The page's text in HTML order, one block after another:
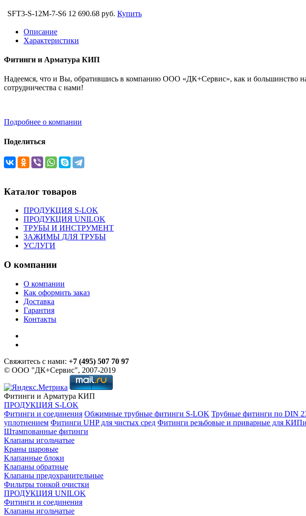
SFT3-S-12M-7-S6 12 690.68 руб. Купить
Описание
Характеристики
Фитинги и Арматура КИП
Надеемся, что и Вы, обратившись в компанию ООО «ДК+Сервис», как и большинство
сотрудничества с нами!
Подробнее о компании
Поделиться
Каталог товаров
ПРОДУКЦИЯ S-LOK
ПРОДУКЦИЯ UNILOK
ТРУБЫ И ИНСТРУМЕНТ
ЗАЖИМЫ ДЛЯ ТРУБЫ
УСЛУГИ
О компании
О компании
Как оформить заказ
Доставка
Гарантия
Контакты
Свяжитесь с нами: +7 (495) 507 70 97
© ООО "ДК+Сервис", 2007-2019
Фитинги и Арматура КИП
ПРОДУКЦИЯ S-LOK
Фитинги и соединения Обжимные трубные фитинги S-LOK Трубные фитинги по DIN
уплотнением Фитинги UHP для чистых сред Фитинги резьбовые и приварные для
Штампованные фитинги
Клапаны игольчатые
Краны шаровые
Клапанные блоки
Клапаны обратные
Клапаны предохранительные
Фильтры тонкой очистки
ПРОДУКЦИЯ UNILOK
Фитинги и соединения
Клапаны игольчатые